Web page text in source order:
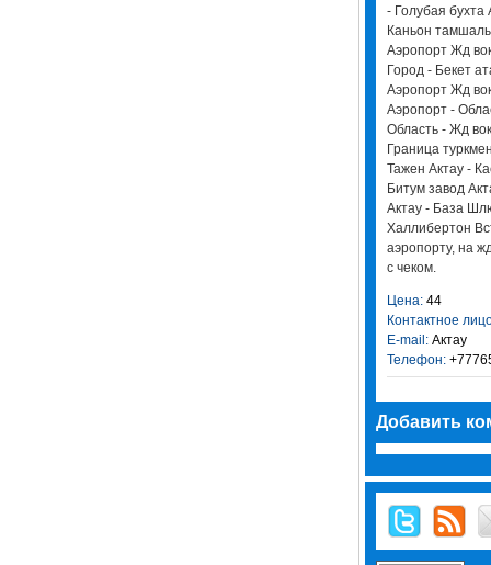
- Голубая бухта
Каньон
Аэропорт Жд
Город - Бекет
Аэропорт Жд
Аэропорт -
Область - Жд
Граница
Тажен Актау -
Битум завод
Актау - База
Халлибертон
аэропорту, на
с чеком.
Цена:44
Контактное
E-mail:Актау
Телефон:
Добавить